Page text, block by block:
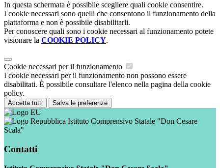
In questa schermata è possibile scegliere quali cookie consentire.
I cookie necessari sono quelli che consentono il funzionamento della
piattaforma e non è possibile disabilitarli.
Per conoscere quali sono i cookie necessari al funzionamento potete
visionare la COOKIE POLICY.
Cookie necessari per il funzionamento
I cookie necessari per il funzionamento non possono essere
disabilitati. È possibile consultare l'elenco nella pagina della cookie
policy.
Accetta tutti Salva le preferenze
Istituto Comprensivo Statale "Don Cesare
Scala"
Contatti